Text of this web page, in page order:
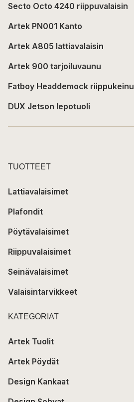
Secto Octo 4240 riippuvalaisin
Artek PN001 Kanto
Artek A805 lattiavalaisin
Artek 900 tarjoiluvaunu
Fatboy Headdemock riippukeinu
DUX Jetson lepotuoli
TUOTTEET
Lattiavalaisimet
Plafondit
Pöytävalaisimet
Riippuvalaisimet
Seinävalaisimet
Valaisintarvikkeet
KATEGORIAT
Artek Tuolit
Artek Pöydät
Design Kankaat